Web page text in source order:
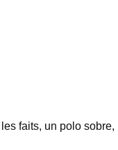
faits, un polo